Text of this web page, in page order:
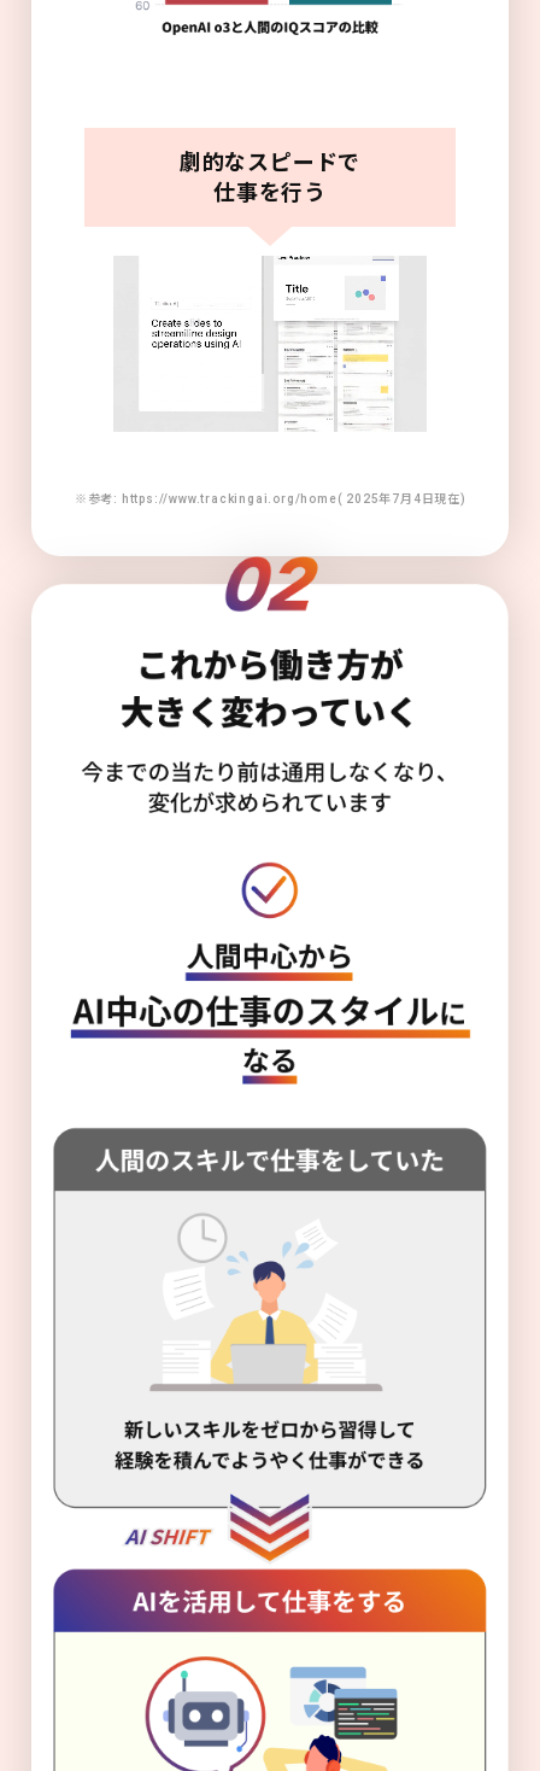
劇的なスピードで
仕事を行う
※参考: https://www.trackingai.org/home( 2025年7月4日現在)